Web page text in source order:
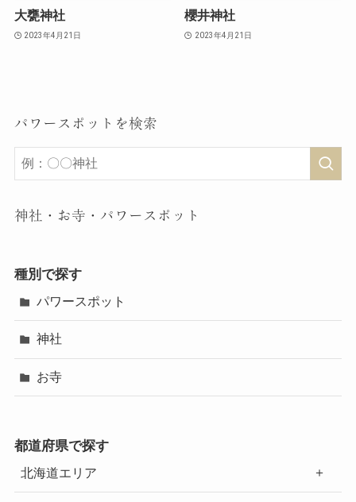
大甕神社
2023年4月21日
櫻井神社
2023年4月21日
パワースポットを検索
神社・お寺・パワースポット
種別で探す
パワースポット
神社
お寺
都道府県で探す
北海道エリア